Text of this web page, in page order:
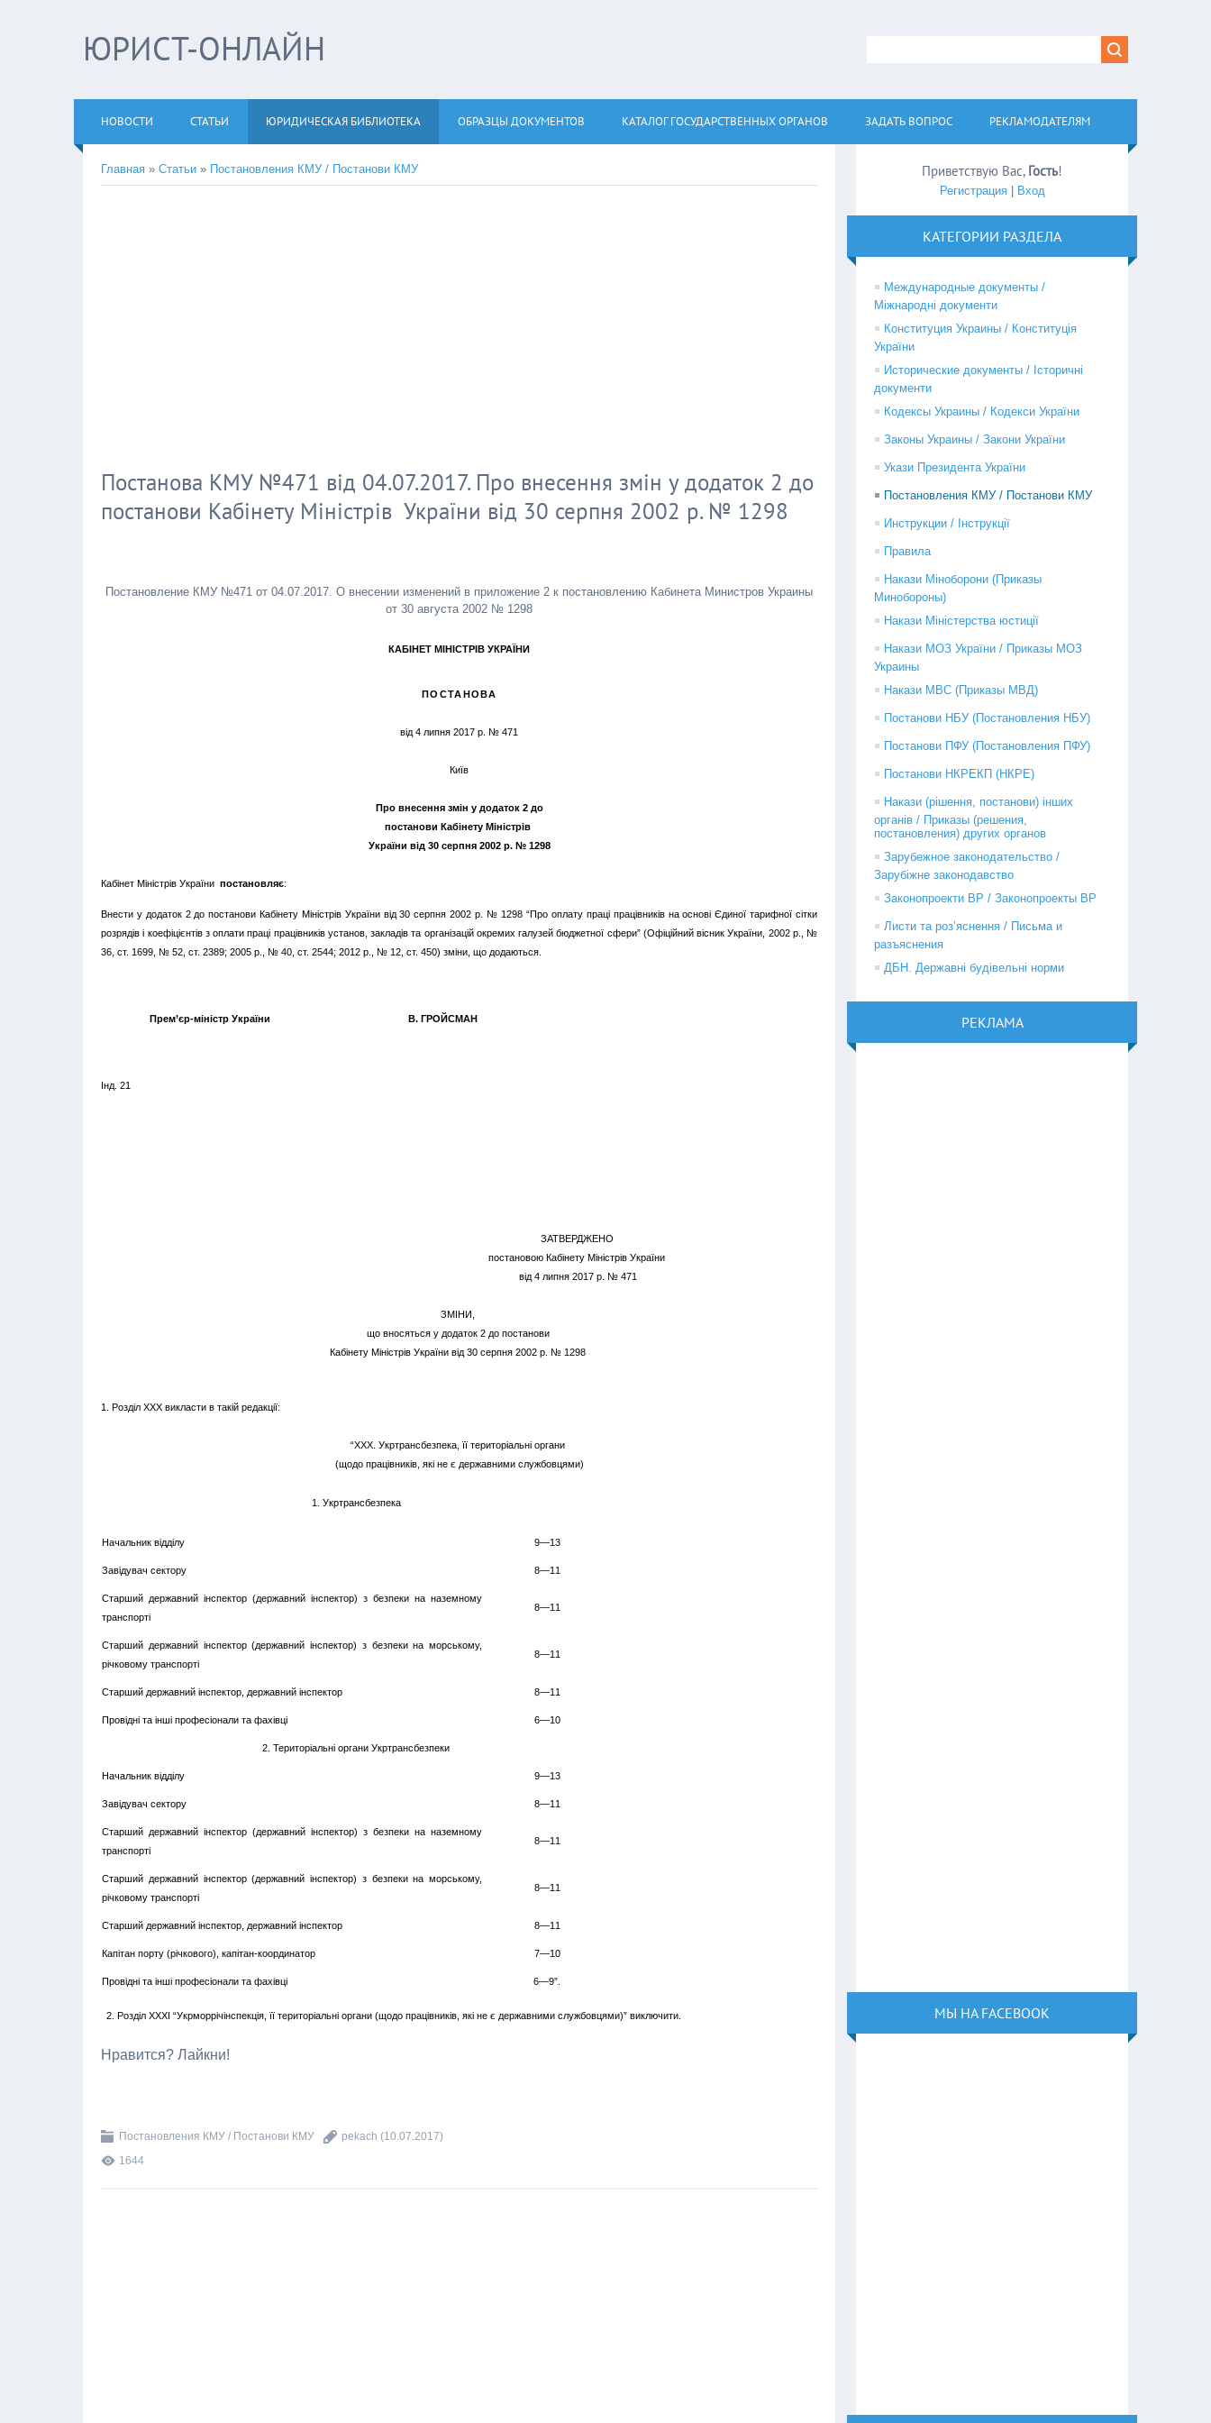
ЮРИСТ-ОНЛАЙН
НОВОСТИ СТАТЬИ ЮРИДИЧЕСКАЯ БИБЛИОТЕКА ОБРАЗЦЫ ДОКУМЕНТОВ КАТАЛОГ ГОСУДАРСТВЕННЫХ ОРГАНОВ ЗАДАТЬ ВОПРОС РЕКЛАМОДАТЕЛЯМ
Главная » Статьи » Постановления КМУ / Постанови КМУ
Постанова КМУ №471 від 04.07.2017. Про внесення змін у додаток 2 до
постанови Кабінету Міністрів України від 30 серпня 2002 р. № 1298
Постановление КМУ №471 от 04.07.2017. О внесении изменений в приложение 2 к постановлению Кабинета Министров Украины
от 30 августа 2002 № 1298
КАБІНЕТ МІНІСТРІВ УКРАЇНИ
ПОСТАНОВА
від 4 липня 2017 р. № 471
Київ
Про внесення змін у додаток 2 до
постанови Кабінету Міністрів
України від 30 серпня 2002 р. № 1298
Кабінет Міністрів України постановляє:
Внести у додаток 2 до постанови Кабінету Міністрів України від 30 серпня 2002 р. № 1298 “Про оплату праці працівників на основі Єдиної тарифної сітки
розрядів і коефіцієнтів з оплати праці працівників установ, закладів та організацій окремих галузей бюджетної сфери” (Офіційний вісник України, 2002 р., №
36, ст. 1699, № 52, ст. 2389; 2005 р., № 40, ст. 2544; 2012 р., № 12, ст. 450) зміни, що додаються.
Прем’єр-міністр України В. ГРОЙСМАН
Інд. 21
ЗАТВЕРДЖЕНО
постановою Кабінету Міністрів України
від 4 липня 2017 р. № 471
ЗМІНИ,
що вносяться у додаток 2 до постанови
Кабінету Міністрів України від 30 серпня 2002 р. № 1298
1. Розділ ХХХ викласти в такій редакції:
“ХХХ. Укртрансбезпека, її територіальні органи
(щодо працівників, які не є державними службовцями)
1. Укртрансбезпека
Начальник відділу 9—13
Завідувач сектору 8—11
Старший державний інспектор (державний інспектор) з безпеки на наземному
транспорті
8—11
Старший державний інспектор (державний інспектор) з безпеки на морському,
річковому транспорті
8—11
Старший державний інспектор, державний інспектор 8—11
Провідні та інші професіонали та фахівці 6—10
2. Територіальні органи Укртрансбезпеки
Начальник відділу 9—13
Завідувач сектору 8—11
Старший державний інспектор (державний інспектор) з безпеки на наземному
транспорті
8—11
Старший державний інспектор (державний інспектор) з безпеки на морському,
річковому транспорті
8—11
Старший державний інспектор, державний інспектор 8—11
Капітан порту (річкового), капітан-координатор
Провідні та інші професіонали та фахівці
7—10
6—9”.
2. Розділ XXXI “Укрморрічінспекція, її територіальні органи (щодо працівників, які не є державними службовцями)” виключити.
Нравится? Лайкни!
Постановления КМУ / Постанови КМУ pekach (10.07.2017)
1644
Приветствую Вас, Гость!
Регистрация| Вход
КАТЕГОРИИ РАЗДЕЛА
Международные документы /
Міжнародні документи
Конституция Украины / Конституція
України
Исторические документы / Історичні
документи
Кодексы Украины / Кодекси України
Законы Украины / Закони України
Укази Президента України
Постановления КМУ / Постанови КМУ
Инструкции / Інструкції
Правила
Накази Міноборони (Приказы
Минобороны)
Накази Міністерства юстиції
Накази МОЗ України / Приказы МОЗ
Украины
Накази МВС (Приказы МВД)
Постанови НБУ (Постановления НБУ)
Постанови ПФУ (Постановления ПФУ)
Постанови НКРЕКП (НКРЕ)
Накази (рішення, постанови) інших
органів / Приказы (решения,
постановления) других органов
Зарубежное законодательство /
Зарубіжне законодавство
Законопроекти ВР / Законопроекты ВР
Листи та роз’яснення / Письма и
разъяснения
ДБН. Державні будівельні норми
РЕКЛАМА
МЫ НА FACEBOOK